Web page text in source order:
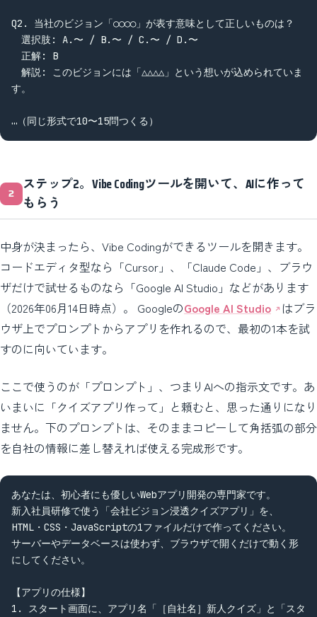
Q2. 当社のビジョン「○○○○」が表す意味として正しいものは？
選択肢: A.〜 / B.〜 / C.〜 / D.〜
正解: B
解説: このビジョンには「△△△△」という想いが込められていま
す。
…（同じ形式で10〜15問つくる）
ステップ2。Vibe Codingツールを開いて、AIに作って
もらう
中身が決まったら、Vibe Codingができるツールを開きます。
コードエディタ型なら「Cursor」、「Claude Code」、ブラウ
ザだけで試せるものなら「Google AI Studio」などがあります
（2026年06月14日時点）。 GoogleのGoogle AI Studio
はブラ
ウザ上でプロンプトからアプリを作れるので、最初の1本を試
すのに向いています。
ここで使うのが「プロンプト」、つまりAIへの指示文です。あ
いまいに「クイズアプリ作って」と頼むと、思った通りになり
ません。下のプロンプトは、そのままコピーして角括弧の部分
を自社の情報に差し替えれば使える完成形です。
あなたは、初心者にも優しいWebアプリ開発の専門家です。
新入社員研修で使う「会社ビジョン浸透クイズアプリ」を、
HTML・CSS・JavaScriptの1ファイルだけで作ってください。
サーバーやデータベースは使わず、ブラウザで開くだけで動く形
にしてください。
【アプリの仕様】
1. スタート画面に、アプリ名「［自社名］新人クイズ」と「スタ